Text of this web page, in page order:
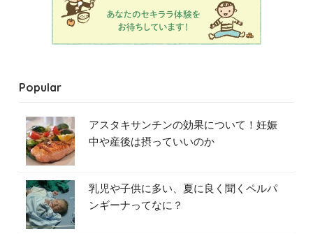
Popular
アスタキサンチンの効果について！妊娠
中や産後は摂っていいのか
乳児や子供に多い、夏に良く聞くペルパ
ンギーナってなに？